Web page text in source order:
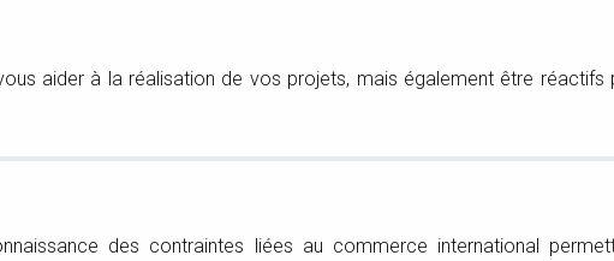
aider à la réalisation de vos projets, mais également être
des contraintes liées au commerce international